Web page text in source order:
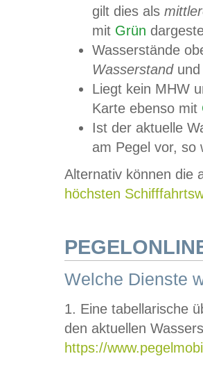
gilt dies als
mit Grün
Wasserstände
Wasserstandund
Liegt kein MHW
Karte ebenso mit
Ist der aktuelle
am Pegel vor,
Alternativ können die
höchsten
Welche Dienste
1. Eine tabellarische
den aktuellen
https://